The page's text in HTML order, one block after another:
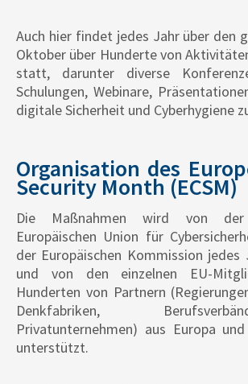
Auch hier findet jedes Jahr über den
Oktober über Hunderte von
statt, darunter diverse
Schulungen, Webinare,
digitale Sicherheit und Cyberhygiene
Organisation des
Security Month (ECSM)
Die Maßnahmen wird von
Europäischen Union für
der Europäischen Kommission
und von den einzelnen EU-
Hunderten von Partnern
Denkfabriken,
Privatunternehmen) aus Europa
unterstützt.